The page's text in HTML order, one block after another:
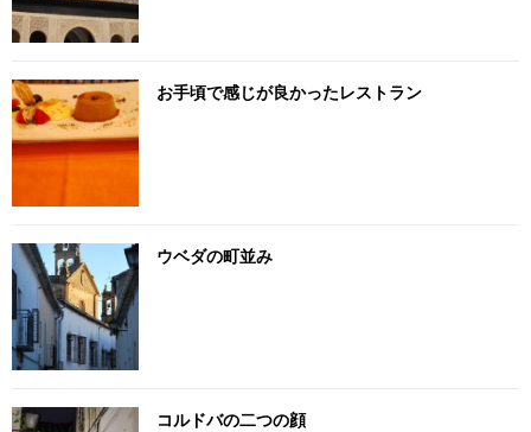
お手頃で感じが良かったレストラン
ウベダの町並み
コルドバの二つの顔